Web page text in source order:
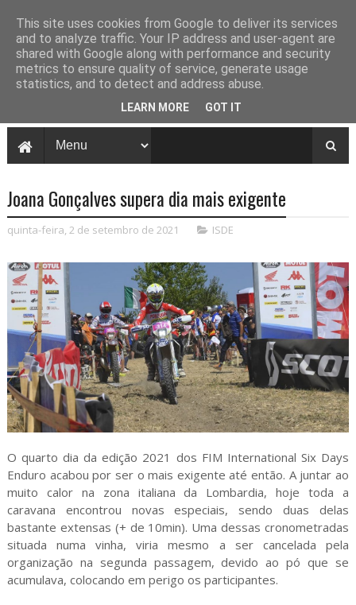
Joana Gonçalves supera dia mais exigente
quinta-feira, 2 de setembro de 2021 ISDE
O quarto dia da edição 2021 dos FIM International Six Days
Enduro acabou por ser o mais exigente até então. A juntar ao
muito calor na zona italiana da Lombardia, hoje toda a
caravana encontrou novas especiais, sendo duas delas
bastante extensas (+ de 10min). Uma dessas cronometradas
situada numa vinha, viria mesmo a ser cancelada pela
organização na segunda passagem, devido ao pó que se
acumulava, colocando em perigo os participantes.
This site uses cookies from Google to deliver its services
and to analyze traffic. Your IP address and user-agent are
shared with Google along with performance and security
metrics to ensure quality of service, generate usage
statistics, and to detect and address abuse.
LEARN MORE GOT IT